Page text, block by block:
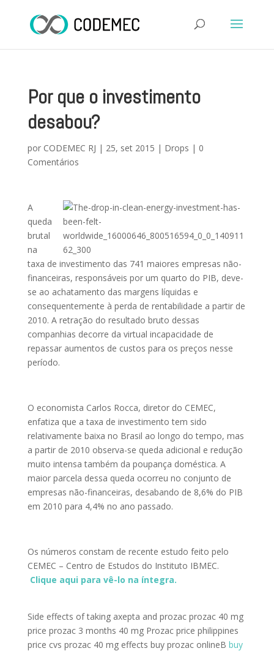
Por que o investimento
desabou?
por CODEMEC RJ | 25, set 2015 | Drops | 0
Comentários
A
queda
brutal
na
taxa de investimento das 741 maiores empresas não-
financeiras, responsáveis por um quarto do PIB, deve-
se ao achatamento das margens líquidas e
consequentemente à perda de rentabilidade a partir de
2010. A retração do resultado bruto dessas
companhias decorre da virtual incapacidade de
repassar aumentos de custos para os preços nesse
período.
O economista Carlos Rocca, diretor do CEMEC,
enfatiza que a taxa de investimento tem sido
relativamente baixa no Brasil ao longo do tempo, mas
a partir de 2010 observa-se queda adicional e redução
muito intensa também da poupança doméstica. A
maior parcela dessa queda ocorreu no conjunto de
empresas não-financeiras, desabando de 8,6% do PIB
em 2010 para 4,4% no ano passado.
Os números constam de recente estudo feito pelo
CEMEC – Centro de Estudos do Instituto IBMEC.
Clique aqui para vê-lo na íntegra.
Side effects of taking axepta and prozac prozac 40 mg
price prozac 3 months 40 mg Prozac price philippines
price cvs prozac 40 mg effects buy prozac onlineВ buy